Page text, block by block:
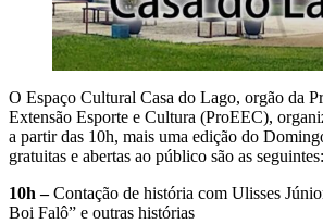
O Espaço Cultural Casa do Lago, orgão da
Extensão Esporte e Cultura (ProEEC),
a partir das 10h, mais uma edição do
gratuitas e abertas ao público são as seguintes:
10h –Contação de história com Ulisses
Boi Falô” e outras histórias